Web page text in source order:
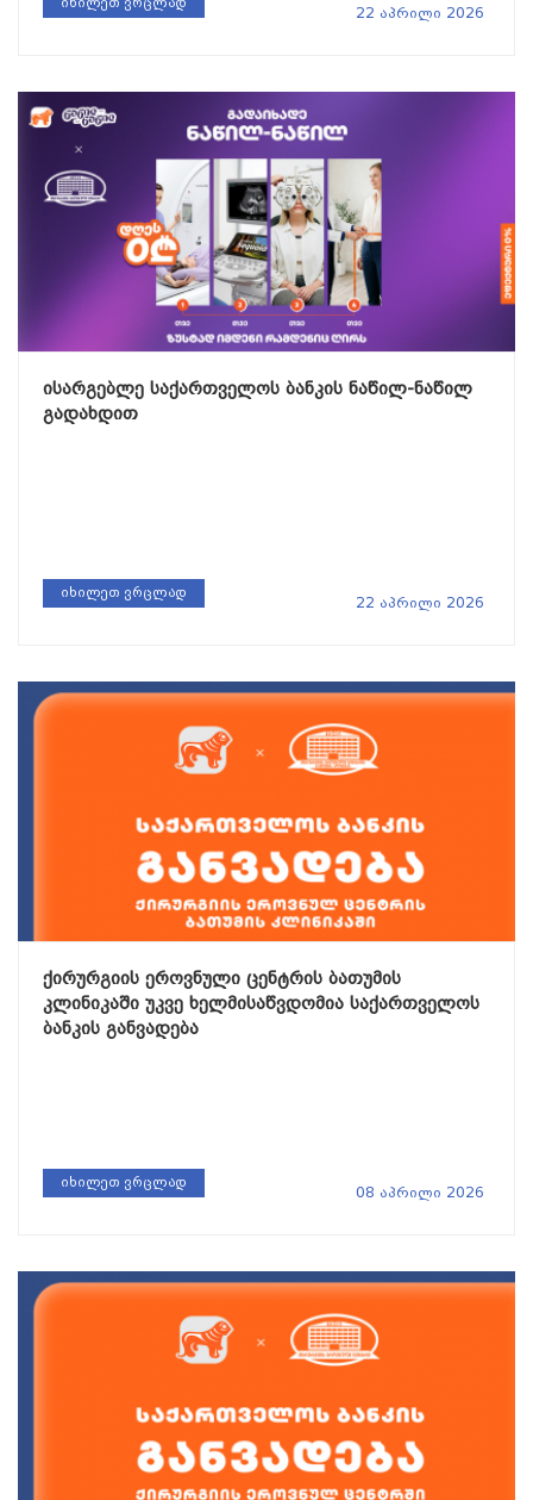
იხილეთ ვრცლად
22 აპრილი 2026
ისარგებლე საქართველოს ბანკის ნაწილ-ნაწილ
გადახდით
იხილეთ ვრცლად
22 აპრილი 2026
ქირურგიის ეროვნული ცენტრის ბათუმის
კლინიკაში უკვე ხელმისაწვდომია საქართველოს
ბანკის განვადება
იხილეთ ვრცლად
08 აპრილი 2026